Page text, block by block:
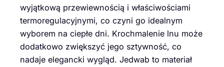
wyjątkową przewiewnością i właściwościami
termoregulacyjnymi, co czyni go idealnym
wyborem na ciepłe dni. Krochmalenie lnu może
dodatkowo zwiększyć jego sztywność, co
nadaje elegancki wygląd. Jedwab to materiał